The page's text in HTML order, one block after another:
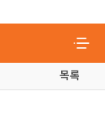
목록